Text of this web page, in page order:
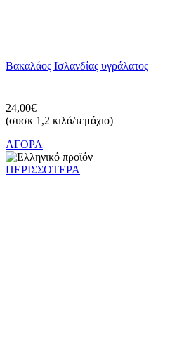
Βακαλάος Ισλανδίας υγράλατος
24,00€
(συσκ 1,2 κιλά/τεμάχιο)
ΑΓΟΡΑ
ΠΕΡΙΣΣΟΤΕΡΑ